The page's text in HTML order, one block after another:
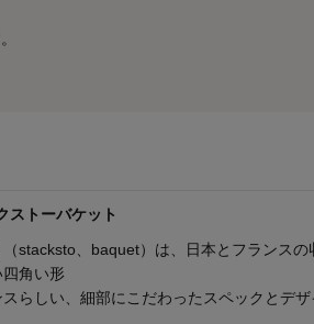
ストーバケット
stacksto、baquet）は、日本とフランス
角い形
らしい、細部にこだわったスペックとデザ